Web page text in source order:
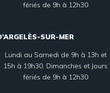
fériés de 9h à 12h30
SUR-MER
Lundi au Samedi de 9h à 13h et
15h à 19h30. Dimanches et Jours
fériés de 9h à 12h30